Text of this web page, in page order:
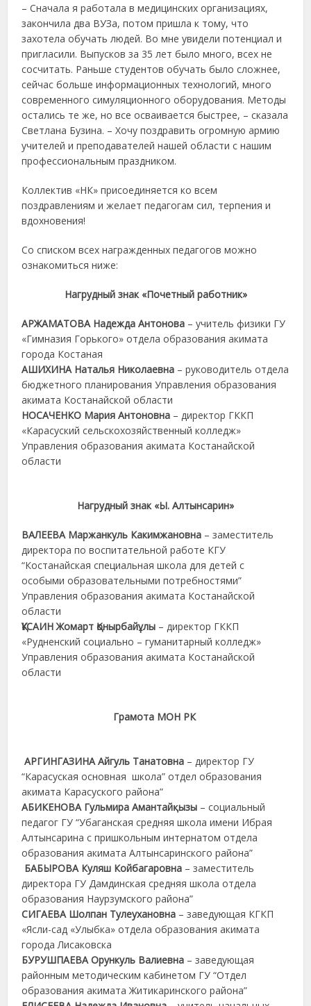
– Сначала я работала в медицинских организациях,
закончила два ВУЗа, потом пришла к тому, что
захотела обучать людей. Во мне увидели потенциал и
пригласили. Выпусков за 35 лет было много, всех не
сосчитать. Раньше студентов обучать было сложнее,
сейчас больше информационных технологий, много
современного симуляционного оборудования. Методы
остались те же, но все осваивается быстрее, – сказала
Светлана Бузина. – Хочу поздравить огромную армию
учителей и преподавателей нашей области с нашим
профессиональным праздником.
Коллектив «НК» присоединяется ко всем
поздравлениям и желает педагогам сил, терпения и
вдохновения!
Со списком всех награжденных педагогов можно
ознакомиться ниже:
Нагрудный знак «Почетный работник»
АРЖАМАТОВА Надежда Антонова – учитель физики ГУ
«Гимназия Горького» отдела образования акимата
города Костаная
АШИХИНА Наталья Николаевна – руководитель отдела
бюджетного планирования Управления образования
акимата Костанайской области
НОСАЧЕНКО Мария Антоновна – директор ГККП
«Карасуский сельскохозяйственный колледж»
Управления образования акимата Костанайской
области
Нагрудный знак «Ы. Алтынсарин»
ВАЛЕЕВА Маржанкуль Какимжановна – заместитель
директора по воспитательной работе КГУ
“Костанайская специальная школа для детей с
особыми образовательными потребностями”
Управления образования акимата Костанайской
области
ҚҰСАИН Жомарт Қонырбайұлы – директор ГККП
«Рудненский социально – гуманитарный колледж»
Управления образования акимата Костанайской
области
Грамота МОН РК
АРГИНГАЗИНА Айгуль Танатовна – директор ГУ
“Карасуская основная школа” отдел образования
акимата Карасуского района”
АБИКЕНОВА Гульмира Амантайқызы – социальный
педагог ГУ “Убаганская средняя школа имени Ибрая
Алтынсарина с пришкольным интернатом отдела
образования акимата Алтынсаринского района”
БАБЫРОВА Куляш Койбагаровна – заместитель
директора ГУ Дамдинская средняя школа отдела
образования Наурзумского района”
СИГАЕВА Шолпан Тулеухановна – заведующая КГКП
«Ясли-сад «Улыбка» отдела образования акимата
города Лисаковска
БУРУШПАЕВА Орункуль Валиевна – заведующая
районным методическим кабинетом ГУ “Отдел
образования акимата Житикаринского района”